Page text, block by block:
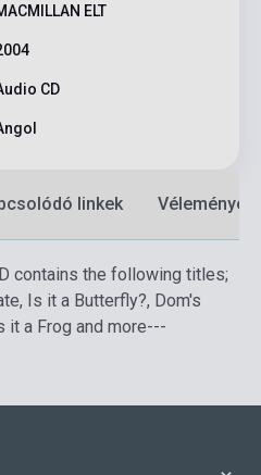
ELT
CD
linkek Vélemények
contains the following titles;
Is it a Butterfly?, Dom's
it a Frog and more---